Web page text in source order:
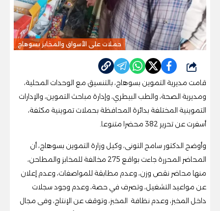
حملات على الأسواق والمخابز بسوهاج
شارك
قامت مديرية التموين بسوهاج، بالتنسيق مع الوحدات المحلية،
ومديرية الصحة، والطب البيطري، وإدارة مباحث التموين، والإدارات
التموينية المختلفة بدائرة المحافظة بحملات تموينية مكثفة،
أسفرت عن تحرير 382 محضرا متنوعا.
وأوضح الدكتور سامح التونى، وكيل وزارة التموين بسوهاج، أن
المحاضر المحررة جاءت بواقع 275 مخالفة للمخابز والمطاحن،
منها محاضر نقص وزن، وعدم مطابقة للمواصفات، وعدم إعلان
عن مواعيد التشغيل، وتصرف في حصة، وعدم وجود سجلات
داخل المخبز، وعدم نظافة المخبز، وتوقف عن الإنتاج، وفى مجال